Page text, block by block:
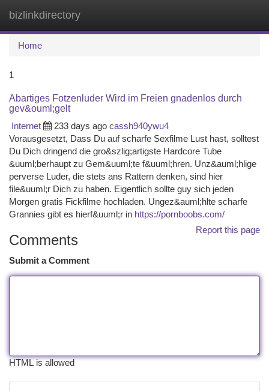
bizlinkdirectory
Home
1
Abartiges Fotzenluder Wird im Freien gnadenlos durch
gev&ouml;gelt
Internet
233 days ago cassh940ywu4
Vorausgesetzt, Dass Du auf scharfe Sexfilme Lust hast, solltest
Du Dich dringend die gro&szlig;artigste Hardcore Tube
&uuml;berhaupt zu Gem&uuml;te f&uuml;hren. Unz&auml;hlige
perverse Luder, die stets ans Rattern denken, sind hier
file&uuml;r Dich zu haben. Eigentlich sollte guy sich jeden
Morgen gratis Fickfilme hochladen. Ungez&auml;hlte scharfe
Grannies gibt es hierf&uuml;r in https://pornboobs.com/
Report this page
Comments
Submit a Comment
HTML is allowed